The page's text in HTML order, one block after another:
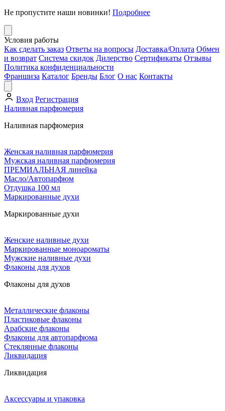
Не пропустите наши новинки! Подробнее
Условия работы
Как сделать заказ Ответы на вопросы Доставка/Оплата Обмен
и возврат Система скидок Дилерство Сертификаты Отзывы
Политика конфиденциальности
Франшиза Каталог Бренды Блог О нас Контакты
Вход Регистрация
Наливная парфюмерия
Наливная парфюмерия
Женская наливная парфюмерия
Мужская наливная парфюмерия
ПРЕМИАЛЬНАЯ линейка
Масло/Автопарфюм
Отдушка 100 мл
Маркированные духи
Маркированные духи
Женские наливные духи
Маркированные моноароматы
Мужские наливные духи
Флаконы для духов
Флаконы для духов
Металлические флаконы
Пластиковые флаконы
Арабские флаконы
Флаконы для автопарфюма
Стеклянные флаконы
Ликвидация
Ликвидация
Аксессуары и упаковка